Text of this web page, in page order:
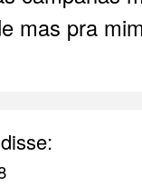
mas pra
disse: